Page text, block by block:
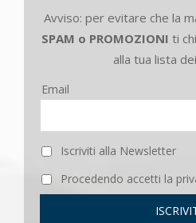
Avviso: per evitare che la
SPAM o PROMOZIONI ti
alla tua lista
Email
Iscriviti alla Newsletter
Procedendo accetti la